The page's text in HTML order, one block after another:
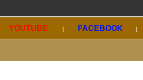
YOUTUBE FACEBOOK